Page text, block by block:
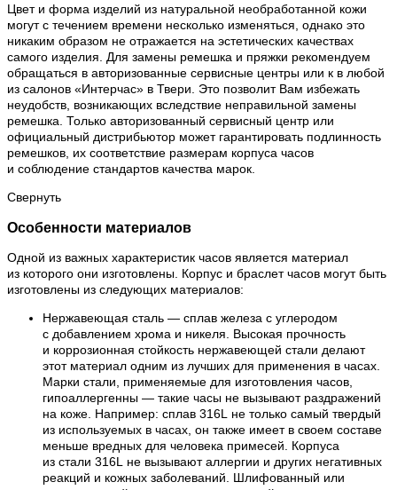
Цвет и форма изделий из натуральной необработанной кожи
могут с течением времени несколько изменяться, однако это
никаким образом не отражается на эстетических качествах
самого изделия. Для замены ремешка и пряжки рекомендуем
обращаться в авторизованные сервисные центры или к в любой
из салонов «Интерчас» в Твери. Это позволит Вам избежать
неудобств, возникающих вследствие неправильной замены
ремешка. Только авторизованный сервисный центр или
официальный дистрибьютор может гарантировать подлинность
ремешков, их соответствие размерам корпуса часов
и соблюдение стандартов качества марок.
Свернуть
Особенности материалов
Одной из важных характеристик часов является материал
из которого они изготовлены. Корпус и браслет часов могут быть
изготовлены из следующих материалов:
Нержавеющая сталь — сплав железа с углеродом
с добавлением хрома и никеля. Высокая прочность
и коррозионная стойкость нержавеющей стали делают
этот материал одним из лучших для применения в часах.
Марки стали, применяемые для изготовления часов,
гипоаллергенны — такие часы не вызывают раздражений
на коже. Например: сплав 316L не только самый твердый
из используемых в часах, он также имеет в своем составе
меньше вредных для человека примесей. Корпуса
из стали 316L не вызывают аллергии и других негативных
реакций и кожных заболеваний. Шлифованный или